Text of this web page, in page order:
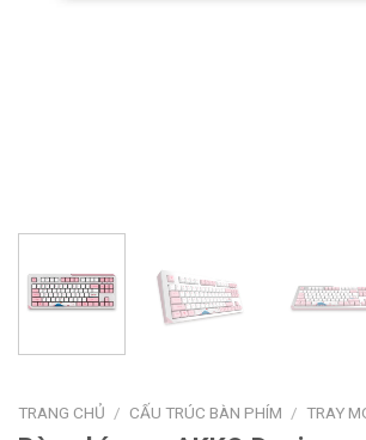
TRANG CHỦ / CẤU TRÚC BÀN PHÍM / TRAY